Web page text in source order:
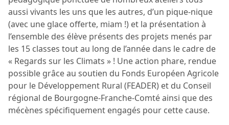
aussi vivants les uns que les autres, d’un pique-nique
(avec une glace offerte, miam !) et la présentation à
l’ensemble des élève présents des projets menés par
les 15 classes tout au long de l’année dans le cadre de
« Regards sur les Climats » ! Une action phare, rendue
possible grâce au soutien du Fonds Européen Agricole
pour le Développement Rural (FEADER) et du Conseil
régional de Bourgogne-Franche-Comté ainsi que des
mécènes spécifiquement engagés pour cette cause.